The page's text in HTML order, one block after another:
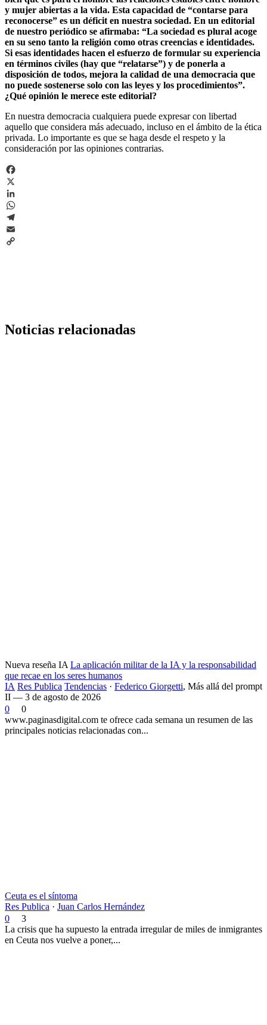
y mujer abiertas a la vida. Esta capacidad de “contarse para
reconocerse” es un déficit en nuestra sociedad. En un editorial
de nuestro periódico se afirmaba: “La sociedad es plural acoge
en su seno tanto la religión como otras creencias e identidades.
Si esas identidades hacen el esfuerzo de formular su experiencia
en términos civiles (hay que “relatarse”) y de ponerla a
disposición de todos, mejora la calidad de una democracia que
no puede sostenerse solo con las leyes y los procedimientos”.
¿Qué opinión le merece este editorial?
En nuestra democracia cualquiera puede expresar con libertad
aquello que considera más adecuado, incluso en el ámbito de la ética
privada. Lo importante es que se haga desde el respeto y la
consideración por las opiniones contrarias.
Facebook
X
LinkedIn
WhatsApp
Telegram
Email
Noticias relacionadas
Nueva reseña IA La aplicación militar de la IA y la responsabilidad
que recae en los seres humanos
IA Res Publica Tendencias · Federico Giorgetti, Más allá del prompt
II — 3 de agosto de 2026
0
0
www.paginasdigital.com te ofrece cada semana un resumen de las
principales noticias relacionadas con...
Ceuta es el síntoma
Res Publica · Juan Carlos Hernández
0
3
La crisis que ha supuesto la entrada irregular de miles de inmigrantes
en Ceuta nos vuelve a poner,...